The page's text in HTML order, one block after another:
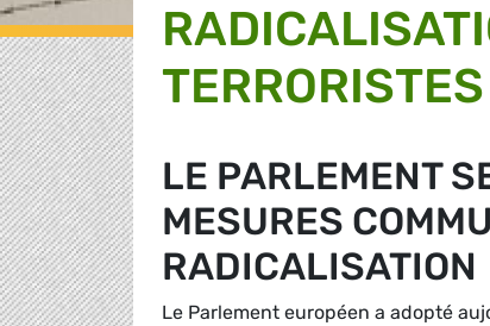
TERRORISTES
LE PARLEMENT
MESURES
RADICALISATION
Le Parlement européen a adopté